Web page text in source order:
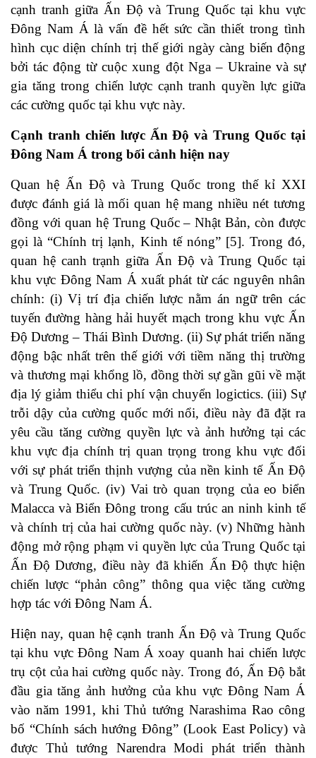
cạnh tranh giữa Ấn Độ và Trung Quốc tại khu vực
Đông Nam Á là vấn đề hết sức cần thiết trong tình
hình cục diện chính trị thế giới ngày càng biến động
bởi tác động từ cuộc xung đột Nga – Ukraine và sự
gia tăng trong chiến lược cạnh tranh quyền lực giữa
các cường quốc tại khu vực này.
Cạnh tranh chiến lược Ấn Độ và Trung Quốc tại
Đông Nam Á trong bối cảnh hiện nay
Quan hệ Ấn Độ và Trung Quốc trong thế kỉ XXI
được đánh giá là mối quan hệ mang nhiều nét tương
đồng với quan hệ Trung Quốc – Nhật Bản, còn được
gọi là “Chính trị lạnh, Kinh tế nóng” [5]. Trong đó,
quan hệ canh trạnh giữa Ấn Độ và Trung Quốc tại
khu vực Đông Nam Á xuất phát từ các nguyên nhân
chính: (i) Vị trí địa chiến lược nằm án ngữ trên các
tuyến đường hàng hải huyết mạch trong khu vực Ấn
Độ Dương – Thái Bình Dương. (ii) Sự phát triển năng
động bậc nhất trên thế giới với tiềm năng thị trường
và thương mại khổng lồ, đồng thời sự gần gũi về mặt
địa lý giảm thiểu chi phí vận chuyển logictics. (iii) Sự
trỗi dậy của cường quốc mới nổi, điều này đã đặt ra
yêu cầu tăng cường quyền lực và ảnh hưởng tại các
khu vực địa chính trị quan trọng trong khu vực đối
với sự phát triển thịnh vượng của nền kinh tế Ấn Độ
và Trung Quốc. (iv) Vai trò quan trọng của eo biển
Malacca và Biển Đông trong cấu trúc an ninh kinh tế
và chính trị của hai cường quốc này. (v) Những hành
động mở rộng phạm vi quyền lực của Trung Quốc tại
Ấn Độ Dương, điều này đã khiến Ấn Độ thực hiện
chiến lược “phản công” thông qua việc tăng cường
hợp tác với Đông Nam Á.
Hiện nay, quan hệ cạnh tranh Ấn Độ và Trung Quốc
tại khu vực Đông Nam Á xoay quanh hai chiến lược
trụ cột của hai cường quốc này. Trong đó, Ấn Độ bắt
đầu gia tăng ảnh hưởng của khu vực Đông Nam Á
vào năm 1991, khi Thủ tướng Narashima Rao công
bố “Chính sách hướng Đông” (Look East Policy) và
được Thủ tướng Narendra Modi phát triển thành